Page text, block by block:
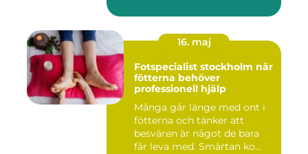
16. maj
Fotspecialist stockholm när
fötterna behöver
professionell hjälp
Många går länge med ont i
fötterna och tänker att
besvären är något de bara
får leva med. Smärtan ko...